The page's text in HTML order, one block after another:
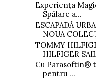
Experiența
Spălare a...
ESCAPADĂ
NOUA
TOMMY
HILFIGER
Cu Parasoftin®
pentru ...